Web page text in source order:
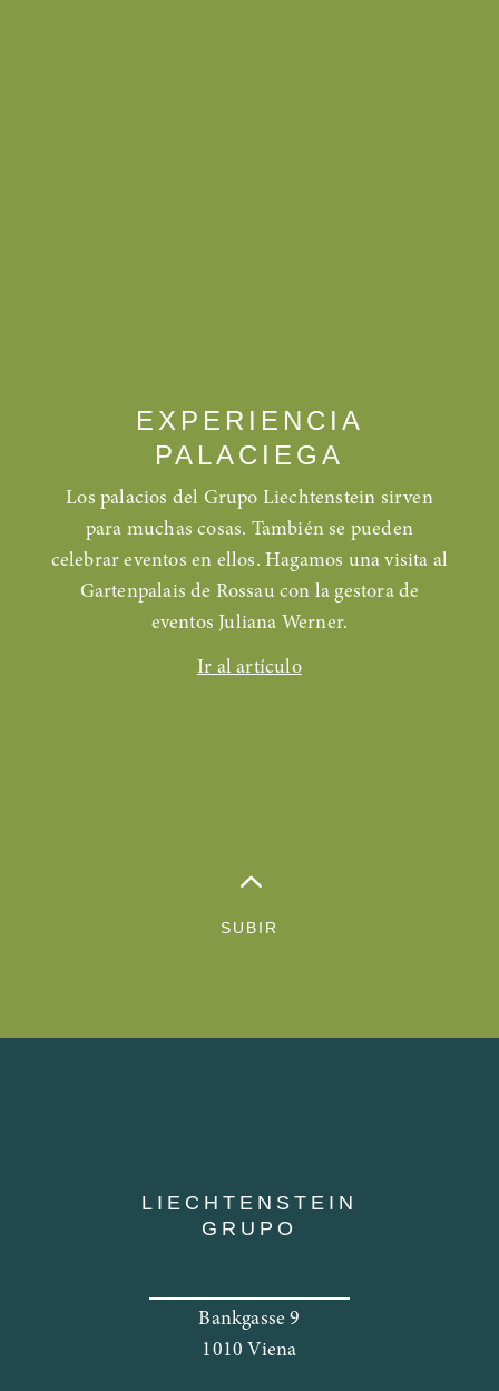
EXPERIENCIA
PALACIEGA
Ir al artículo
Los palacios del Grupo Liechtenstein sirven
para muchas cosas. También se pueden
celebrar eventos en ellos. Hagamos una visita al
Gartenpalais de Rossau con la gestora de
eventos Juliana Werner.
2
SUBIR
LIECHTENSTEIN
GRUPO
Bankgasse 9
1010 Viena